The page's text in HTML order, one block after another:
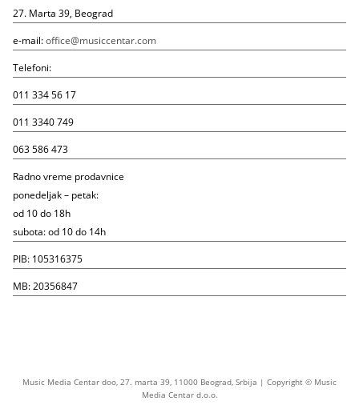
27. Marta 39, Beograd
e-mail:office@musiccentar.com
Telefoni:
011 334 56 17
011 3340 749
063 586 473
Radno vreme prodavnice
ponedeljak – petak:
od 10 do 18h
subota: od 10 do 14h
PIB: 105316375
MB: 20356847
Music Media Centar doo, 27. marta 39, 11000 Beograd, Srbija | Copyright © Music
Media Centar d.o.o.